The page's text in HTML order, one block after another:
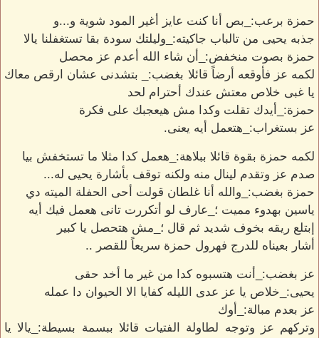
حمزة برعب:_بص أنا كنت عايز أغير المود شوية و...و
جذبه يحيى من تالباب جاكيته:_وليلتك سودة بقا تستغفلنا يالا
حمزة بصوت منخفض:_أن شاء الله أعدم عز محصل
لكمه عز فأوقعه أرضاً قائلا بغضب:_ بتشدنى عشان ارقص معاك
يا غبى خلاص معتش عندك أحترام لحد
حمزة:_أيدك تقلت وكدا مش هيعجبك على فكرة
عز بستغراب:_هتعمل أيه يعنى.
لكمه حمزة بقوة قائلا ببلاهة:_هعمل كدا مثلا ما تستخفش بيا
صدم عز وتقدم لينال منه ولكنه توقف بأشارة يحيى له...
حمزة بغضب:_والله أنا غلطان قولت أحى الحفلة الميته دي
ياسين بهدوء مميت ؛_عارف لو أتكررت تانى هعمل فيك أيه
إبتلع ريقه بخوف شديد ثم قال ؛_مش هتحصل يا كبير
أشار بعيناه للدرج فهرول حمزة سريعاً للقصر ..
عز بغضب:_أنت هتسبوه كدا من غير ما أخد حقى
يحيى:_خلاص يا عز عدى الليله كفايا الا الحيوان دا عمله
عز بعدم مبالة:_أوك
وتركهم عز وتوجه لطاولة الفتيات قائلا ببسمة بسيطة:_يالا يا